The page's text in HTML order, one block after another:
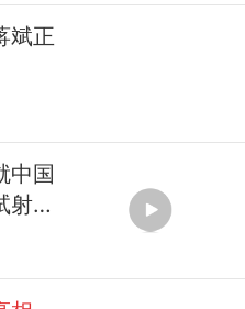
斌正
中国
射答